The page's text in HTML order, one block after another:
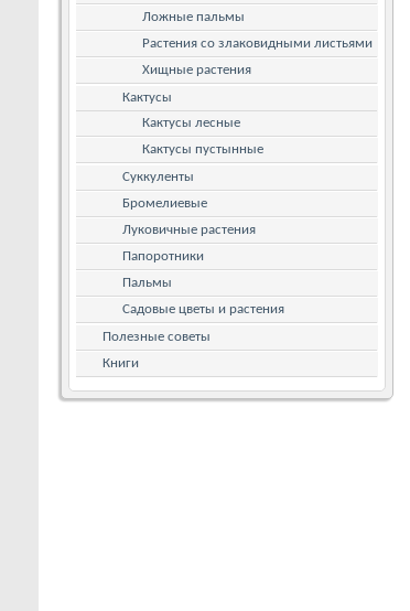
Ложные пальмы
Растения со злаковидными листьями
Хищные растения
Кактусы
Кактусы лесные
Кактусы пустынные
Суккуленты
Бромелиевые
Луковичные растения
Папоротники
Пальмы
Садовые цветы и растения
Полезные советы
Книги